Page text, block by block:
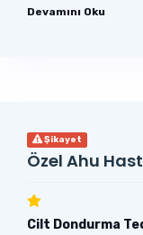
Devamını Oku
Şikayet
Özel Ahu
Cilt Dondurma